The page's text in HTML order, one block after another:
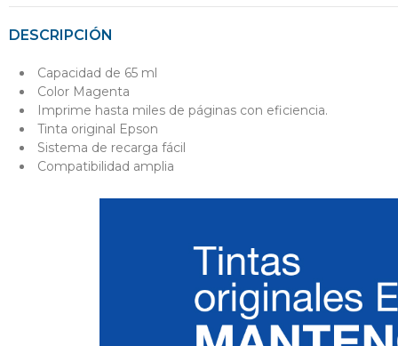
DESCRIPCIÓN
Capacidad de 65 ml
Color Magenta
Imprime hasta miles de páginas con eficiencia.
Tinta original Epson
Sistema de recarga fácil
Compatibilidad amplia